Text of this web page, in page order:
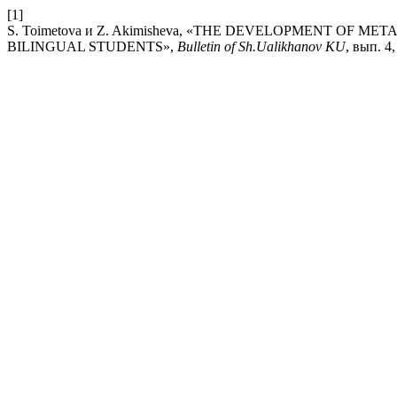
[1]
S. Toimetova и Z. Akimisheva, «THE DEVELOPMENT OF
BILINGUAL STUDENTS», Bulletin of Sh.Ualikhanov KU, вып. 4,